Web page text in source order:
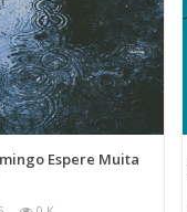
Espere Muita